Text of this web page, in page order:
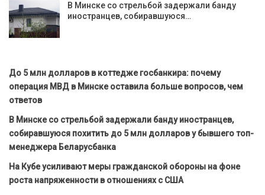
В Минске со стрельбой задержали банду
иностранцев, собиравшуюся…
До 5 млн долларов в коттедже госбанкира: почему
операция МВД в Минске оставила больше вопросов, чем
ответов
В Минске со стрельбой задержали банду иностранцев,
собиравшуюся похитить до 5 млн долларов у бывшего топ-
менеджера Беларусбанка
На Кубе усиливают меры гражданской обороны на фоне
роста напряженности в отношениях с США